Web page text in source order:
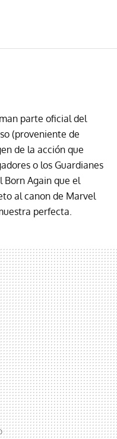
parte oficial del
(proveniente de
de la acción que
o los Guardianes
Born Again que el
al canon de Marvel
perfecta.